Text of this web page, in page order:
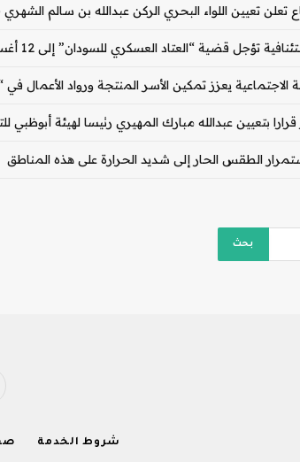
تعلن تعيين اللواء البحري الركن عبدالله بن سالم
تؤجل قضية “العتاد العسكري للسودان” إلى 12 أغسطس
يعزز تمكين الأسر المنتجة ورواد الأعمال في
بتعيين عبدالله مبارك المهيري رئيسا لهيئة أبوظبي
الطقس الحار إلى شديد الحرارة على هذه المناطق
شروط الخدمة